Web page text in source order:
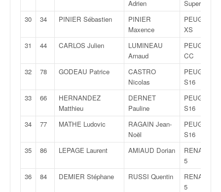
Adrien
Super 1600
30
34 PINIER Sébastien
PINIER
Maxence
PEUGEOT
XS
31
44 CARLOS Julien
LUMINEAU
Arnaud
PEUGEOT
CC
32
78 GODEAU Patrice
CASTRO
Nicolas
PEUGEOT
S16
33
66
HERNANDEZ
Matthieu
DERNET
Pauline
PEUGEOT
S16
34
77 MATHE Ludovic
RAGAIN Jean-
Noël
PEUGEOT
S16
35
86 LEPAGE Laurent AMIAUD Dorian
RENAULT
5
36
84 DEMIER Stéphane RUSSI Quentin
RENAULT
5